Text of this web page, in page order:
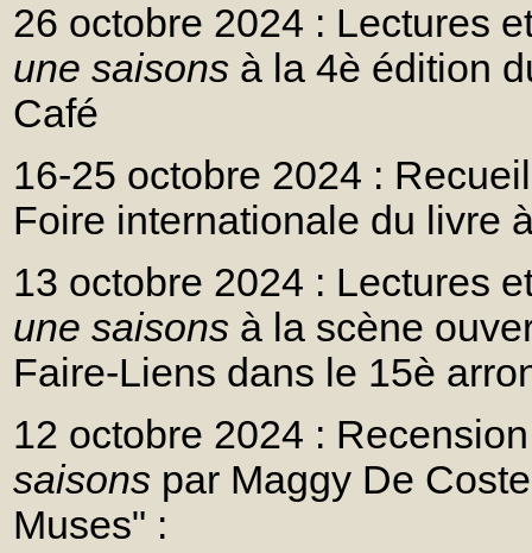
26 octobre 2024 : Lectures
une saisons à la 4è édition
Café
16-25 octobre 2024 :
Foire internationale du livre
13 octobre 2024 : Lectures
une saisons à la scène
Faire-Liens dans le 15è
12 octobre 2024 :
saisons par Maggy De
Muses" :